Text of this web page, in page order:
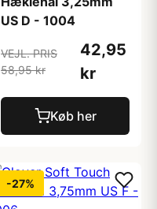
US D - 1004
VEJL. PRIS
58,95 kr
42,95
kr
Køb her
-27%